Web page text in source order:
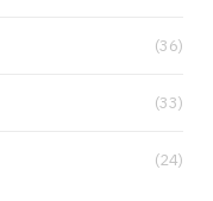
(36)
(33)
(24)